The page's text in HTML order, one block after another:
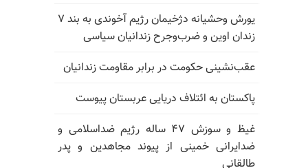
یورش وحشیانه دژخیمان رژیم آخوندی به بند ۷
زندان اوین و ضرب‌وجرح زندانیان سیاسی
عقب‌نشینی حکومت در برابر مقاومت زندانیان
پاکستان به ائتلاف دریایی عربستان پیوست
غیظ و سوزش ۴۷ ساله رژیم ضداسلامی و
ضدایرانی خمینی از پیوند مجاهدین و پدر
طالقانی